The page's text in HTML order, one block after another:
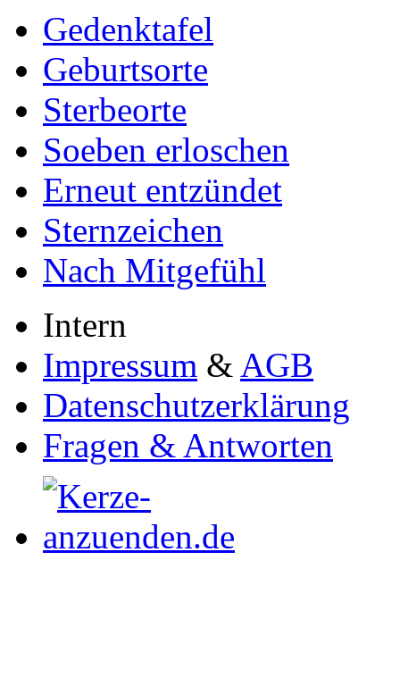
Gedenktafel
Geburtsorte
Sterbeorte
Soeben erloschen
Erneut entzündet
Sternzeichen
Nach Mitgefühl
Intern
Impressum & AGB
Datenschutzerklärung
Fragen & Antworten